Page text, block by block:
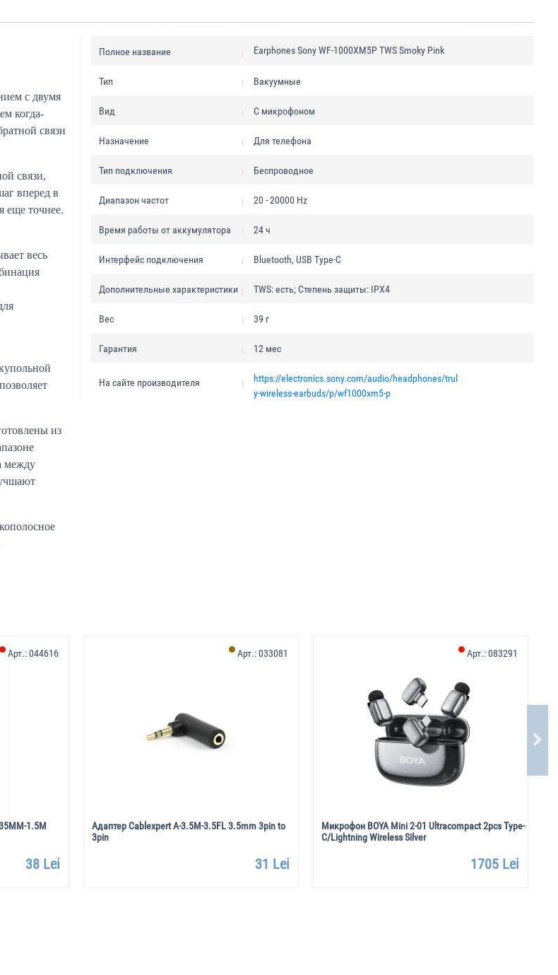
с двумя
когда-
связи
связи,
вперед в
еще точнее.
весь
из
между
Полное название Earphones Sony WF-1000XM5P TWS Smoky Pink
Тип Вакуумные
Вид С микрофоном
Назначение Для телефона
Тип подключения Беспроводное
Диапазон частот 20 - 20000 Hz
Время работы от аккумулятора 24 ч
Интерфейс подключения Bluetooth, USB Type-C
Дополнительные характеристики TWS: есть; Степень защиты: IPX4
Вес 39 г
Гарантия 12 мес
На сайте производителя
https://electronics.sony.com/audio/headphones/trul
y-wireless-earbuds/p/wf1000xm5-p
1.5M
Арт.:044616
38 Lei
Адаптер Cablexpert A-3.5M-3.5FL 3.5mm 3pin to
3pin
Арт.:033081
31 Lei
Микрофон BOYA Mini 2-01 Ultracompact 2pcs Type-
C/Lightning Wireless Silver
Арт.:083291
1705 Lei